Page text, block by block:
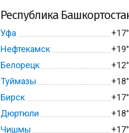
Республика
Уфа +17°
Нефтекамск
+19°
Белорецк
+12°
Туймазы
+18°
Бирск
+17°
Дюртюли
+18°
Чишмы
+17°